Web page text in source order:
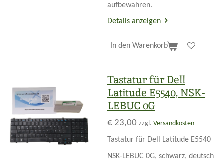
aufbewahren.
Details anzeigen
In den Warenkorb
Tastatur für Dell
Latitude E5540, NSK-
LEBUC 0G
€ 23,00 zzgl. Versandkosten
Tastatur für Dell Latitude E5540
NSK-LEBUC 0G, schwarz, deutsch